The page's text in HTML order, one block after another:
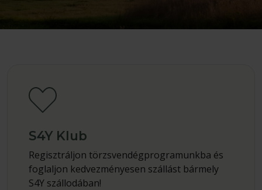
S4Y Klub
Regisztráljon törzsvendégprogramunkba és
foglaljon kedvezményesen szállást bármely
S4Y szállodában!